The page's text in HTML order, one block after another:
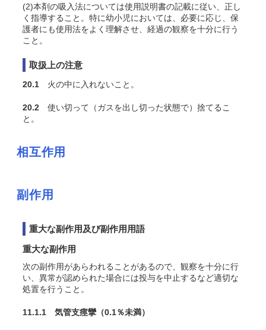
(2)本剤の吸入法については使用説明書の記載に従い、正し
く指導すること。特に幼小児においては、必要に応じ、保
護者にも使用法をよく理解させ、経過の観察を十分に行う
こと。
取扱上の注意
20.1 火の中に入れないこと。
20.2 使い切って（ガスを出し切った状態で）捨てるこ
と。
相互作用
副作用
重大な副作用及び副作用用語
重大な副作用
次の副作用があらわれることがあるので、観察を十分に行
い、異常が認められた場合には投与を中止するなど適切な
処置を行うこと。
11.1.1 気管支痙攣（0.1％未満）